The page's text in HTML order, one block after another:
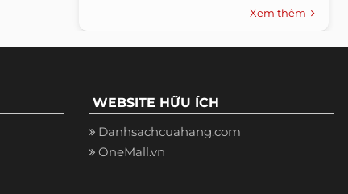
Xem thêm
WEBSITE HỮU ÍCH
Danhsachcuahang.com
OneMall.vn